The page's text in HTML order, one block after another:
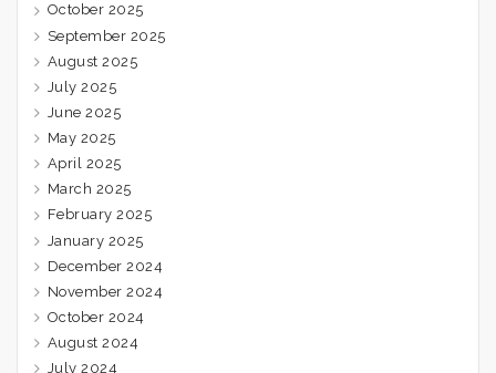
October 2025
September 2025
August 2025
July 2025
June 2025
May 2025
April 2025
March 2025
February 2025
January 2025
December 2024
November 2024
October 2024
August 2024
July 2024